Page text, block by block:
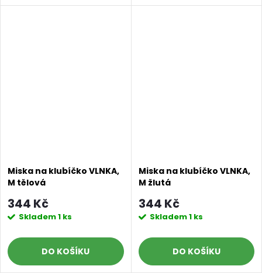
Miska na klubíčko VLNKA,
M tělová
344 Kč
Skladem1 ks
DO KOŠÍKU
Miska na klubíčko VLNKA,
M žlutá
344 Kč
Skladem1 ks
DO KOŠÍKU